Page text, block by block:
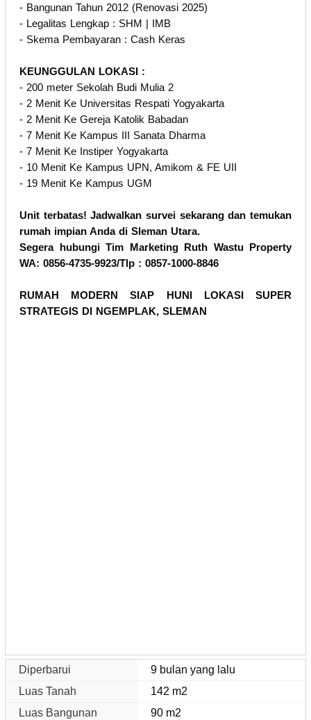
- Bangunan Tahun 2012 (Renovasi 2025)
- Legalitas Lengkap : SHM | IMB
- Skema Pembayaran : Cash Keras
KEUNGGULAN LOKASI :
- 200 meter Sekolah Budi Mulia 2
- 2 Menit Ke Universitas Respati Yogyakarta
- 2 Menit Ke Gereja Katolik Babadan
- 7 Menit Ke Kampus III Sanata Dharma
- 7 Menit Ke Instiper Yogyakarta
- 10 Menit Ke Kampus UPN, Amikom & FE UII
- 19 Menit Ke Kampus UGM
Unit terbatas! Jadwalkan survei sekarang dan temukan
rumah impian Anda di Sleman Utara.
Segera hubungi Tim Marketing Ruth Wastu Property
WA: 0856-4735-9923/Tlp : 0857-1000-8846
RUMAH MODERN SIAP HUNI LOKASI SUPER
STRATEGIS DI NGEMPLAK, SLEMAN
Diperbarui
9 bulan yang lalu
Luas Tanah
142 m2
Luas Bangunan
90 m2